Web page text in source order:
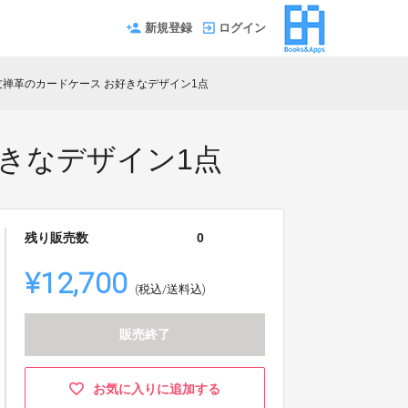
新規登録 ログイン
革のカードケース お好きなデザイン1点
なデザイン1点
残り販売数 0
¥12,700 (税込/送料込)
販売終了
お気に入りに追加する